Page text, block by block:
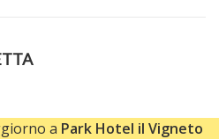
a Park Hotel il Vigneto